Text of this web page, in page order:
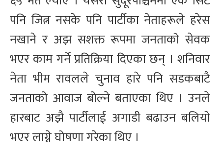
पनि जित्न नसके पनि पार्टीका नेताहरूले हरेस
नखाने र अझ सशक्त रूपमा जनताको सेवक
भएर काम गर्ने प्रतिक्रिया दिएका छन् । शनिवार
नेता भीम रावलले चुनाव हारे पनि सडकबाटै
जनताको आवाज बोल्ने बताएका थिए । उनले
हारबाट अझै पार्टीलाई अगाडी बढाउन बलियो
भएर लाग्ने घोषणा गरेका थिए ।